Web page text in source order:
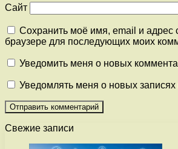
Сайт
Сохранить моё имя, email и адрес
браузере для последующих моих
Уведомить меня о новых
Уведомлять меня о новых записях
Свежие записи